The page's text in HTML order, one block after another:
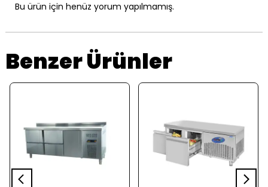
Bu ürün için henüz yorum yapılmamış.
Benzer Ürünler